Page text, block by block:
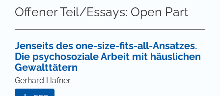
Offener Teil/Essays: Open Part
Jenseits des one-size-fits-all-Ansatzes.
Die psychosoziale Arbeit mit häuslichen
Gewalttätern
Gerhard Hafner